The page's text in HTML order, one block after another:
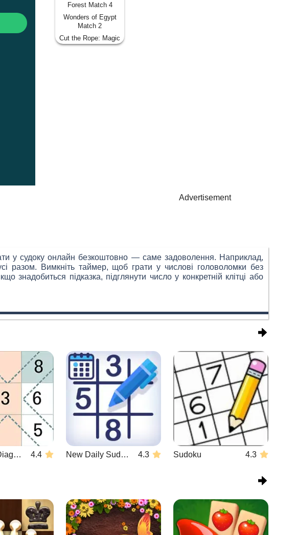
Forest Match 4
Wonders of Egypt
Match 2
Cut the Rope: Magic
Advertisement
у судоку онлайн безкоштовно — саме задоволення. Наприклад,
разом. Вимкніть таймер, щоб грати у числові головоломки без
підказка, підглянути число у конкретній клітці або
The Daily Diagonal Sudoku 4.4 New Daily Sudoku 4.3 Sudoku 4.3